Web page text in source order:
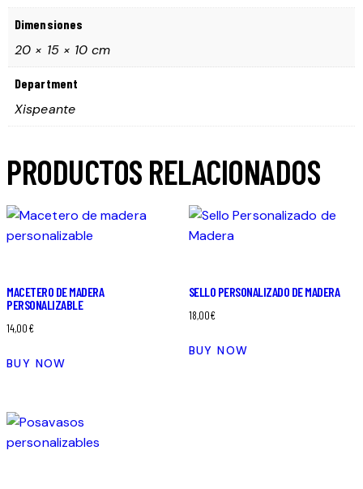
Dimensiones
20 × 15 × 10 cm
Department
Xispeante
PRODUCTOS RELACIONADOS
MACETERO DE MADERA
PERSONALIZABLE
14,00€
BUY NOW
SELLO PERSONALIZADO DE MADERA
18,00€
BUY NOW